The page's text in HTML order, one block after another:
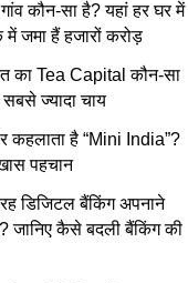
कौन-सा है? यहां हर घर में
में जमा हैं हजारों करोड़
का Tea Capital कौन-सा
सबसे ज्यादा चाय
कहलाता है “Mini India”?
पहचान
डिजिटल बैंकिंग अपनाने
जानिए कैसे बदली बैंकिंग की